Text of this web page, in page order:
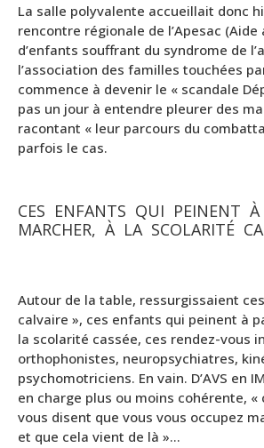
La salle polyvalente accueillait donc
rencontre régionale de l’Apesac (Aide
d’enfants souffrant du syndrome de
l’association des familles touchées
commence à devenir le « scandale
pas un jour à entendre pleurer des
racontant « leur parcours du
parfois le cas.
CES ENFANTS QUI PEINENT À
MARCHER, À LA SCOLARITÉ
Autour de la table, ressurgissaient
calvaire », ces enfants qui peinent à
la scolarité cassée, ces rendez-vous
orthophonistes, neuropsychiatres,
psychomotriciens. En vain. D’AVS en
en charge plus ou moins cohérente, «
vous disent que vous vous occupez
et que cela vient de là »…